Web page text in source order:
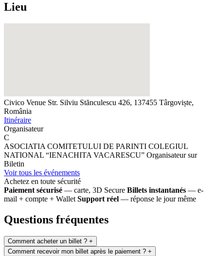
Lieu
Civico Venue Str. Silviu Stănculescu 426, 137455 Târgoviște,
România
Itinéraire
Organisateur
C
ASOCIATIA COMITETULUI DE PARINTI COLEGIUL
NATIONAL “IENACHITA VACARESCU” Organisateur sur
Biletin
Voir tous les événements
Achetez en toute sécurité
Paiement sécurisé — carte, 3D Secure Billets instantanés — e-
mail + compte + Wallet Support réel — réponse le jour même
Questions fréquentes
Comment acheter un billet ? +
Comment recevoir mon billet après le paiement ? +